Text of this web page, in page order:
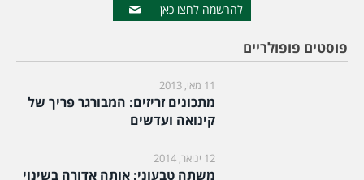
להרשמה לחצו כאן
פוסטים פופולריים
11 מאי, 2013
מתכונים זריזים: המבורגר פריך של
קינואה ועדשים
12 ינואר, 2014
משתה טבעוני: אותה אדורה בשינוי